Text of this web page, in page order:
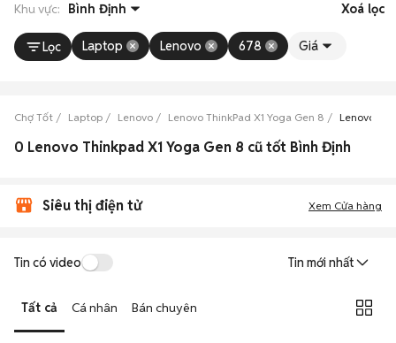
Khu vực: Bình Định Xoá lọc
Lọc Laptop Lenovo 678 Giá
Chợ Tốt Laptop Lenovo Lenovo ThinkPad X1 Yoga Gen 8 Lenovo
0 Lenovo Thinkpad X1 Yoga Gen 8 cũ tốt Bình Định
Siêu thị điện tử Xem Cửa hàng
Tin có video Tin mới nhất
Tất cả Cá nhân Bán chuyên